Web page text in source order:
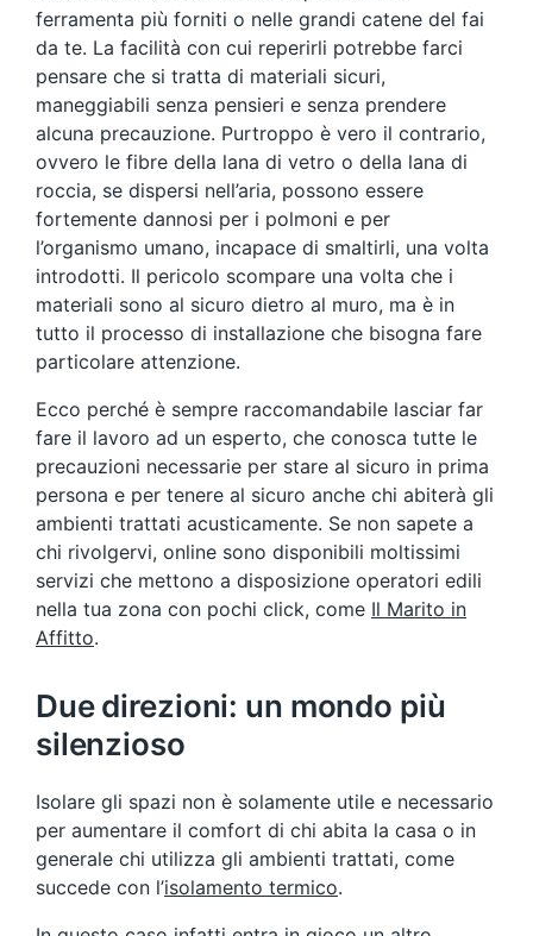
ferramenta più forniti o nelle grandi catene del fai
da te. La facilità con cui reperirli potrebbe farci
pensare che si tratta di materiali sicuri,
maneggiabili senza pensieri e senza prendere
alcuna precauzione. Purtroppo è vero il contrario,
ovvero le fibre della lana di vetro o della lana di
roccia, se dispersi nell’aria, possono essere
fortemente dannosi per i polmoni e per
l’organismo umano, incapace di smaltirli, una volta
introdotti. Il pericolo scompare una volta che i
materiali sono al sicuro dietro al muro, ma è in
tutto il processo di installazione che bisogna fare
particolare attenzione.
Ecco perché è sempre raccomandabile lasciar far
fare il lavoro ad un esperto, che conosca tutte le
precauzioni necessarie per stare al sicuro in prima
persona e per tenere al sicuro anche chi abiterà gli
ambienti trattati acusticamente. Se non sapete a
chi rivolgervi, online sono disponibili moltissimi
servizi che mettono a disposizione operatori edili
nella tua zona con pochi click, come Il Marito in
Affitto.
Due direzioni: un mondo più
silenzioso
Isolare gli spazi non è solamente utile e necessario
per aumentare il comfort di chi abita la casa o in
generale chi utilizza gli ambienti trattati, come
succede con l’isolamento termico.